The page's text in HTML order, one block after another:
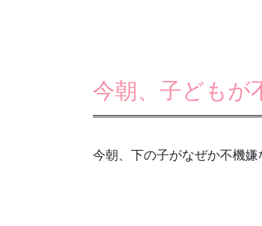
今朝、子どもが
今朝、下の子がなぜか不機